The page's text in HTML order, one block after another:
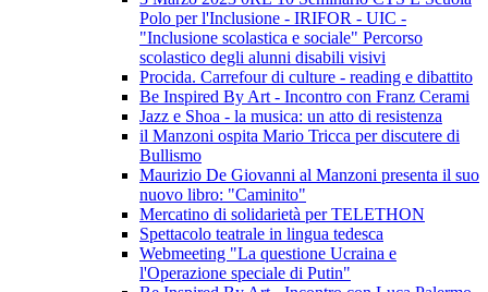
Polo per l'Inclusione - IRIFOR - UIC -
"Inclusione scolastica e sociale" Percorso
scolastico degli alunni disabili visivi
Procida. Carrefour di culture - reading e dibattito
Be Inspired By Art - Incontro con Franz Cerami
Jazz e Shoa - la musica: un atto di resistenza
il Manzoni ospita Mario Tricca per discutere di
Bullismo
Maurizio De Giovanni al Manzoni presenta il suo
nuovo libro: "Caminito"
Mercatino di solidarietà per TELETHON
Spettacolo teatrale in lingua tedesca
Webmeeting "La questione Ucraina e
l'Operazione speciale di Putin"